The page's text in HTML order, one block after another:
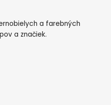
a farebných
a značiek.